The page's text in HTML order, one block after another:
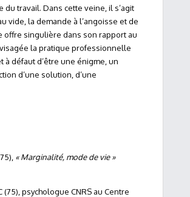
travail. Dans cette veine, il s’agit
vide, la demande à l’angoisse et de
singulière dans son rapport au
la pratique professionnelle
à défaut d’être une énigme, un
d’une solution, d’une
« Marginalité, mode de vie »
(75), psychologue CNRS au Centre